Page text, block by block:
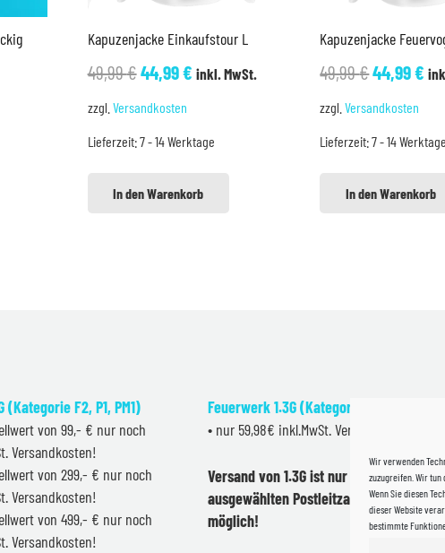
Wir verwenden
zuzugreifen. Wir tun
Wenn Sie diesen
dieser Website
bestimmte
Kapuzenjacke Einkaufstour L
49,99€Ursprünglicher
Preis
49,99 €
44,99€Aktueller
44,99 €.
inkl. MwSt.
zzgl. Versandkosten
Lieferzeit:7 - 14 Werktage
In den Warenkorb
Kapuzenjacke
49,99€
Preis
49,99 €
44,99€
zzgl.Versandkosten
Lieferzeit:7 - 14 Werktage
In den Warenkorb
(Kategorie F2, P1, PM1)
von 99,- € nur noch
Versandkosten!
von 299,- € nur noch
Versandkosten!
von 499,- € nur noch
Versandkosten!
Feuerwerk 1.3G (Kategorie F2)
• nur 59,98€ inkl.MwSt. Versandkosten!
Versand von 1.3G ist nur innerhalb
ausgewählten Postleitzahlen in Sachsen
möglich!